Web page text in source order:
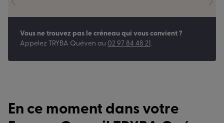
Vous ne trouvez pas le créneau qui vous convient ?
Appelez TRYBA Quéven au 02 97 84 48 21.
En ce moment dans votre